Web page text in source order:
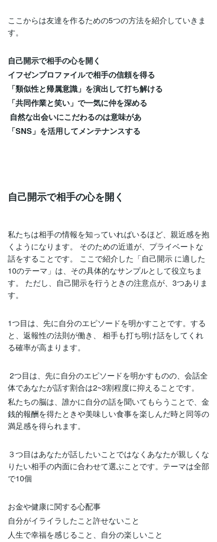
ここからは友達を作るための5つの方法を紹介していきま
す。
自己開示で相手の心を開く
イフゼンプロファイルで相手の信頼を得る
「類似性と帰属意識」を演出して打ち解ける
「共同作業と笑い」で一気に仲を深める
自然な出会いにこだわるのは意味があ
「SNS」を活用してメンテナンスする
自己開示で相手の心を開く
私たちは相手の情報を知っていればいるほど、親近感を抱
くようになります。 そのための近道が、プライベートな
話をすることです。 ここで紹介した「自己開示 に適した
10のテーマ」は、その具体的なサンプルとして役立ちま
す。 ただし、自己開示を行うときの注意点が、3つありま
す。
1つ目は、先に自分のエピソードを明かすことです。する
と、返報性の法則が働き、 相手も打ち明け話をしてくれ
る確率が高まります。
2つ目は、先に自分のエピソードを明かすものの、会話全
体であなたが話す割合は2~3割程度に抑えることです。
私たちの脳は、誰かに自分の話を聞いてもらうことで、金
銭的報酬を得たときや美味しい食事を楽しんだ時と同等の
満足感を得られます。
３つ目はあなたが話したいことではなくあなたが親しくな
りたい相手の内面に合わせて選ぶことです。テーマは全部
で10個
お金や健康に関する心配事
自分がイライラしたこと許せないこと
人生で幸福を感じること、自分の楽しいこと